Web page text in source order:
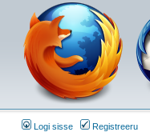
Logi sisse Registreeru